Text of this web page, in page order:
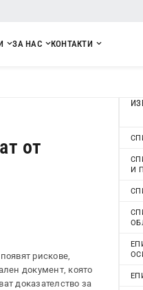
ЗА НАС КОНТАКТИ
от
рискове,
документ, която
доказателство за
И